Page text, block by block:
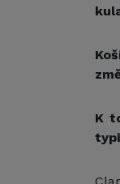
K